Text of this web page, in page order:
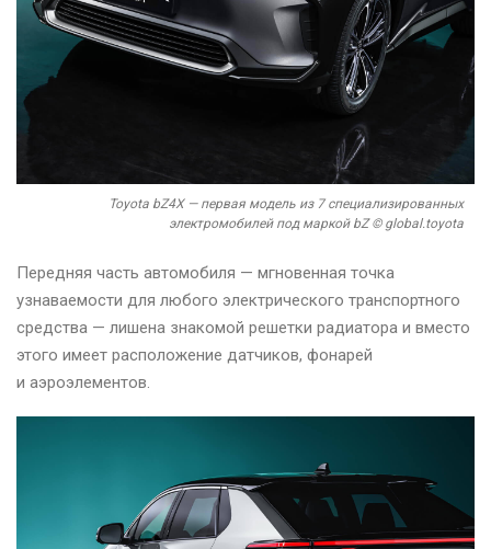
Toyota bZ4X — первая модель из 7 специализированных
электромобилей под маркой bZ © global.toyota
Передняя часть автомобиля — мгновенная точка
узнаваемости для любого электрического транспортного
средства — лишена знакомой решетки радиатора и вместо
этого имеет расположение датчиков, фонарей
и аэроэлементов.